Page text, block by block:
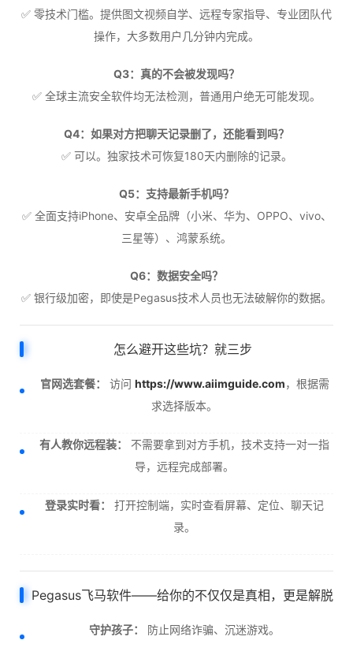
✅ 零技术门槛。提供图文视频自学、远程专家指导、专业团队代
操作，大多数用户几分钟内完成。
Q3：真的不会被发现吗？
✅ 全球主流安全软件均无法检测，普通用户绝无可能发现。
Q4：如果对方把聊天记录删了，还能看到吗？
✅ 可以。独家技术可恢复180天内删除的记录。
Q5：支持最新手机吗？
✅ 全面支持iPhone、安卓全品牌（小米、华为、OPPO、vivo、
三星等）、鸿蒙系统。
Q6：数据安全吗？
✅ 银行级加密，即使是Pegasus技术人员也无法破解你的数据。
怎么避开这些坑？就三步
官网选套餐： 访问 https://www.aiimguide.com，根据需
求选择版本。
有人教你远程装：
不需要拿到对方手机，技术支持一对一指
导，远程完成部署。
登录实时看：
打开控制端，实时查看屏幕、定位、聊天记
录。
Pegasus飞马软件——给你的不仅仅是真相，更是解脱
守护孩子： 防止网络诈骗、沉迷游戏。